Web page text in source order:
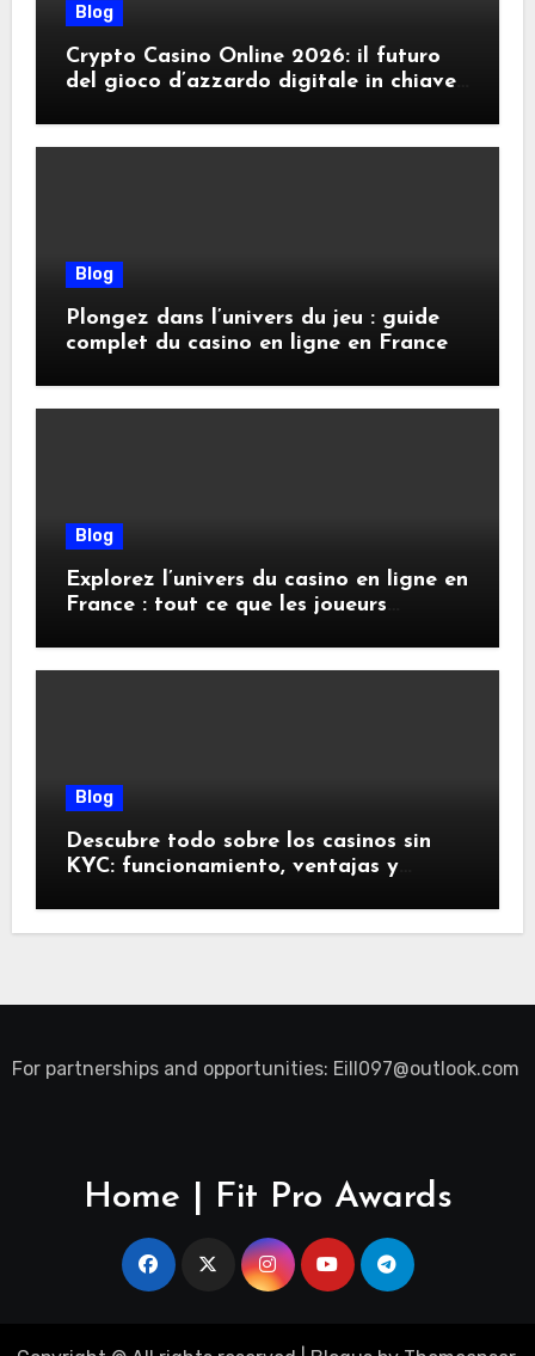
Blog
Crypto Casino Online 2026: il futuro
del gioco d’azzardo digitale in chiave
Blog
Plongez dans l’univers du jeu : guide
complet du casino en ligne en France
Blog
Explorez l’univers du casino en ligne en
France : tout ce que les joueurs
Blog
Descubre todo sobre los casinos sin
KYC: funcionamiento, ventajas y
For partnerships and opportunities: Eill097@outlook.com
Home | Fit Pro Awards